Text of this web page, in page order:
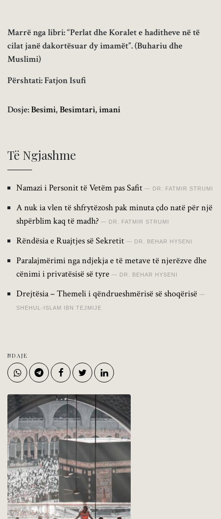
Marrë nga libri: “Perlat dhe Koralet e haditheve në të
cilat janë dakortësuar dy imamët”. (Buhariu dhe
Muslimi)
Përshtati: Fatjon Isufi
Dosje:Besimi,Besimtari,imani
Të Ngjashme
Namazi i Personit të Vetëm pas Safit DR. FATMIR STRUMI
A nuk ia vlen të shfrytëzosh pak minuta çdo natë për një
shpërblim kaq të madh?
DR. FATMIR STRUMI
Rëndësia e Ruajtjes së Sekretit DR. BEHAR HYSENI
Paralajmërimi nga ndjekja e të metave të njerëzve dhe
cënimi i privatësisë së tyre
DR. BEHAR HYSENI
Drejtësia – Themeli i qëndrueshmërisë së shoqërisë
SHEHUL-ISLAM IBN TEJMIJE
NDAJE